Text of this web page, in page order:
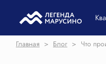
Главная > Блог > Что